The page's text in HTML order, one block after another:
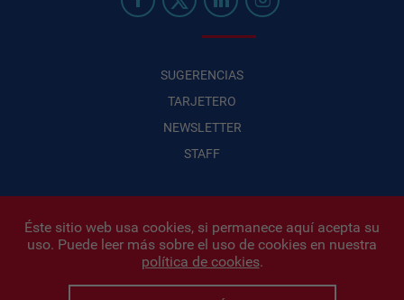
SUGERENCIAS
TARJETERO
NEWSLETTER
STAFF
Infonegocios 2026| INFONEGOCIOS S.A. · CUIT: 30710438486 |
Políticas de Privacidad|Protección de datos personales
Iñigo Biain
Éste sitio web usa cookies, si permanece aquí acepta su
uso. Puede leer más sobre el uso de cookies en nuestra
política de cookies.